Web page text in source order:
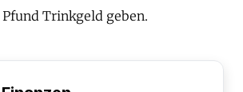
Trinkgeld geben.